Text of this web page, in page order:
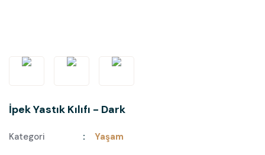
İpek Yastık Kılıfı - Dark
Kategori Yaşam